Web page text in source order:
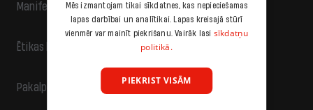
Manifests
Ētikas kodekss
Pakalpojumu sniegšanas noteikumi
Mēs izmantojam tikai sīkdatnes, kas nepieciešamas
lapas darbībai un analītikai. Lapas kreisajā stūrī
vienmēr var mainīt piekrišanu. Vairāk lasi sīkdatņu
politikā.
PIEKRIST VISĀM